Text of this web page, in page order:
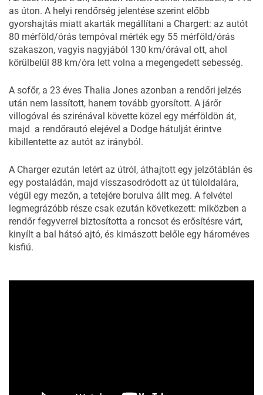
as úton. A helyi rendőrség jelentése szerint előbb
gyorshajtás miatt akarták megállítani a Chargert: az autót
80 mérföld/órás tempóval mérték egy 55 mérföld/órás
szakaszon, vagyis nagyjából 130 km/órával ott, ahol
körülbelül 88 km/óra lett volna a megengedett sebesség.
A sofőr, a 23 éves Thalia Jones azonban a rendőri jelzés
után nem lassított, hanem tovább gyorsított. A járőr
villogóval és szirénával követte közel egy mérföldön át,
majd a rendőrautó elejével a Dodge hátulját érintve
kibillentette az autót az irányból.
A Charger ezután letért az útról, áthajtott egy jelzőtáblán és
egy postaládán, majd visszasodródott az út túloldalára,
végül egy mezőn, a tetejére borulva állt meg. A felvétel
legmegrázóbb része csak ezután következett: miközben a
rendőr fegyverrel biztosította a roncsot és erősítésre várt,
kinyílt a bal hátsó ajtó, és kimászott belőle egy hároméves
kisfiú.